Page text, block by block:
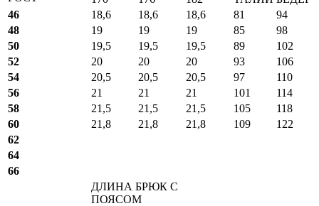
46
18,6 18,6 18,6 81
94
48
19 19 19 85
98
50
19,5 19,5 19,5 89
102
52
20 20 20 93
106
54
20,5 20,5 20,5 97
110
56
21 21 21 101
114
58
21,5 21,5 21,5 105
118
60
21,8 21,8 21,8 109
122
62
64
66
ДЛИНА БРЮК С
ПОЯСОМ